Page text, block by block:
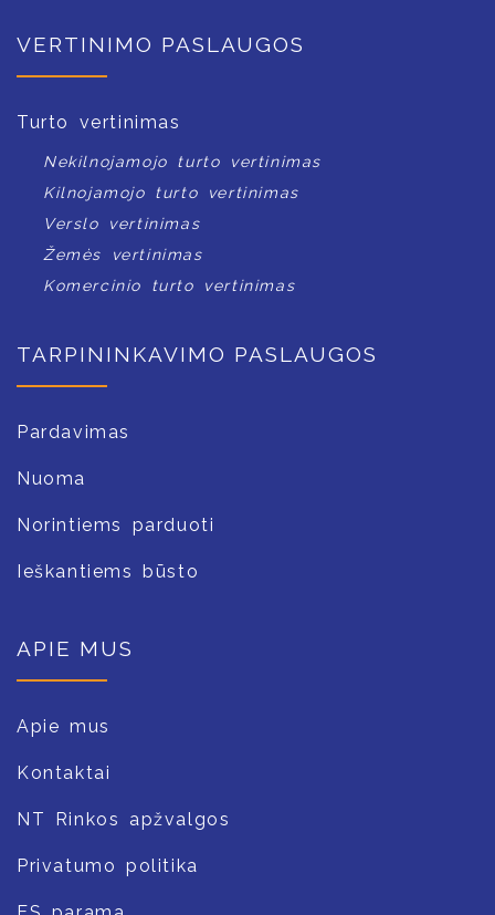
VERTINIMO PASLAUGOS
Turto vertinimas
Nekilnojamojo turto vertinimas
Kilnojamojo turto vertinimas
Verslo vertinimas
Žemės vertinimas
Komercinio turto vertinimas
TARPININKAVIMO PASLAUGOS
Pardavimas
Nuoma
Norintiems parduoti
Ieškantiems būsto
APIE MUS
Apie mus
Kontaktai
NT Rinkos apžvalgos
Privatumo politika